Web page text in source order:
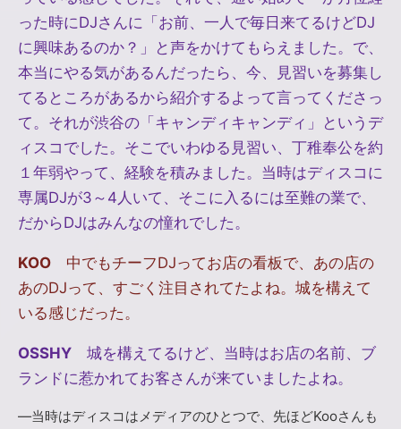
った時にDJさんに「お前、一人で毎日来てるけどDJ
に興味あるのか？」と声をかけてもらえました。で、
本当にやる気があるんだったら、今、見習いを募集し
てるところがあるから紹介するよって言ってくださっ
て。それが渋谷の「キャンディキャンディ」というデ
ィスコでした。そこでいわゆる見習い、丁稚奉公を約
１年弱やって、経験を積みました。当時はディスコに
専属DJが3～4人いて、そこに入るには至難の業で、
だからDJはみんなの憧れでした。
KOO 中でもチーフDJってお店の看板で、あの店の
あのDJって、すごく注目されてたよね。城を構えて
いる感じだった。
OSSHY 城を構えてるけど、当時はお店の名前、ブ
ランドに惹かれてお客さんが来ていましたよね。
―当時はディスコはメディアのひとつで、先ほどKooさんも